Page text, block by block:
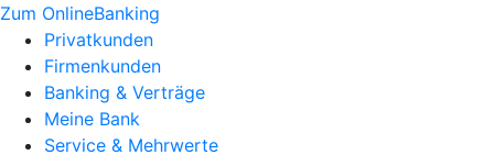
Zum OnlineBanking
Privatkunden
Firmenkunden
Banking & Verträge
Meine Bank
Service & Mehrwerte